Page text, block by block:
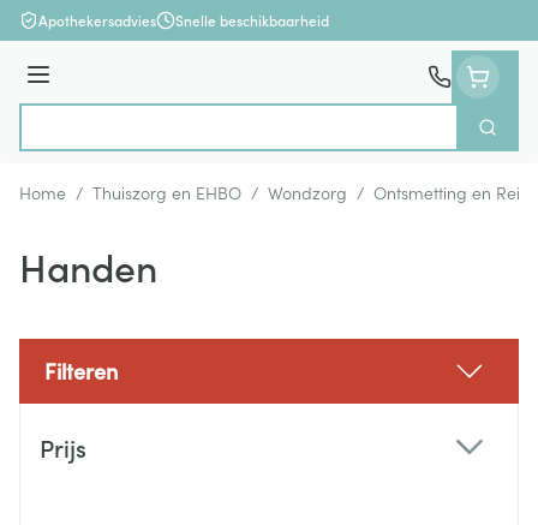
Ga naar de inhoud
Apothekersadvies Snelle beschikbaarheid
Menu
Zoek
Home / Thuiszorg en EHBO / Wondzorg / Ontsmetting en
Handen
Filteren
Prijs